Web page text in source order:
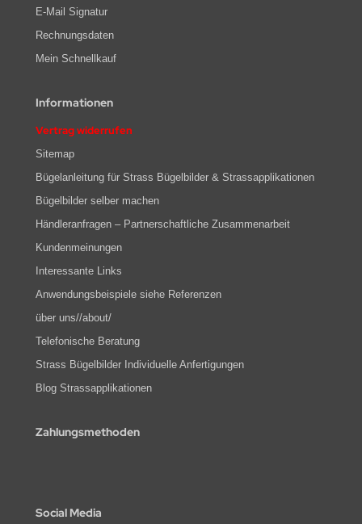
E-Mail Signatur
Rechnungsdaten
Mein Schnellkauf
Informationen
Vertrag widerrufen
Sitemap
Bügelanleitung für Strass Bügelbilder & Strassapplikationen
Bügelbilder selber machen
Händleranfragen – Partnerschaftliche Zusammenarbeit
Kundenmeinungen
Interessante Links
Anwendungsbeispiele siehe Referenzen
über uns//about/
Telefonische Beratung
Strass Bügelbilder Individuelle Anfertigungen
Blog Strassapplikationen
Zahlungsmethoden
Social Media